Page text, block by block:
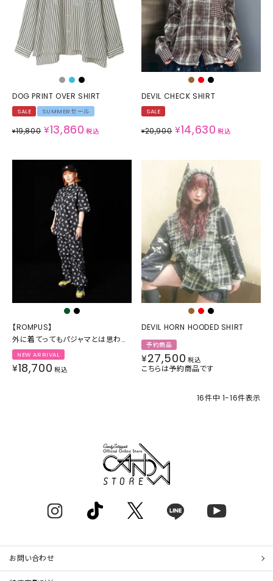
DOG PRINT OVER SHIRT
SALE SUMMERセール
¥19,800 ¥13,860 税込
DEVIL CHECK SHIRT
SALE
¥20,900 ¥14,630 税込
【ROMPUS】
外に着てってもパジャマとは思われ
にくい布のシャツ
NEW ARRIVAL
¥18,700 税込
DEVIL HORN HOODED SHIRT
予約商品
¥27,500 税込
こちらは予約商品です
16件中 1-16件表示
お問い合わせ